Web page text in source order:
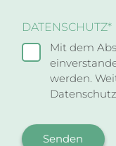
DATENSCHUTZ*
Mit dem
werden.